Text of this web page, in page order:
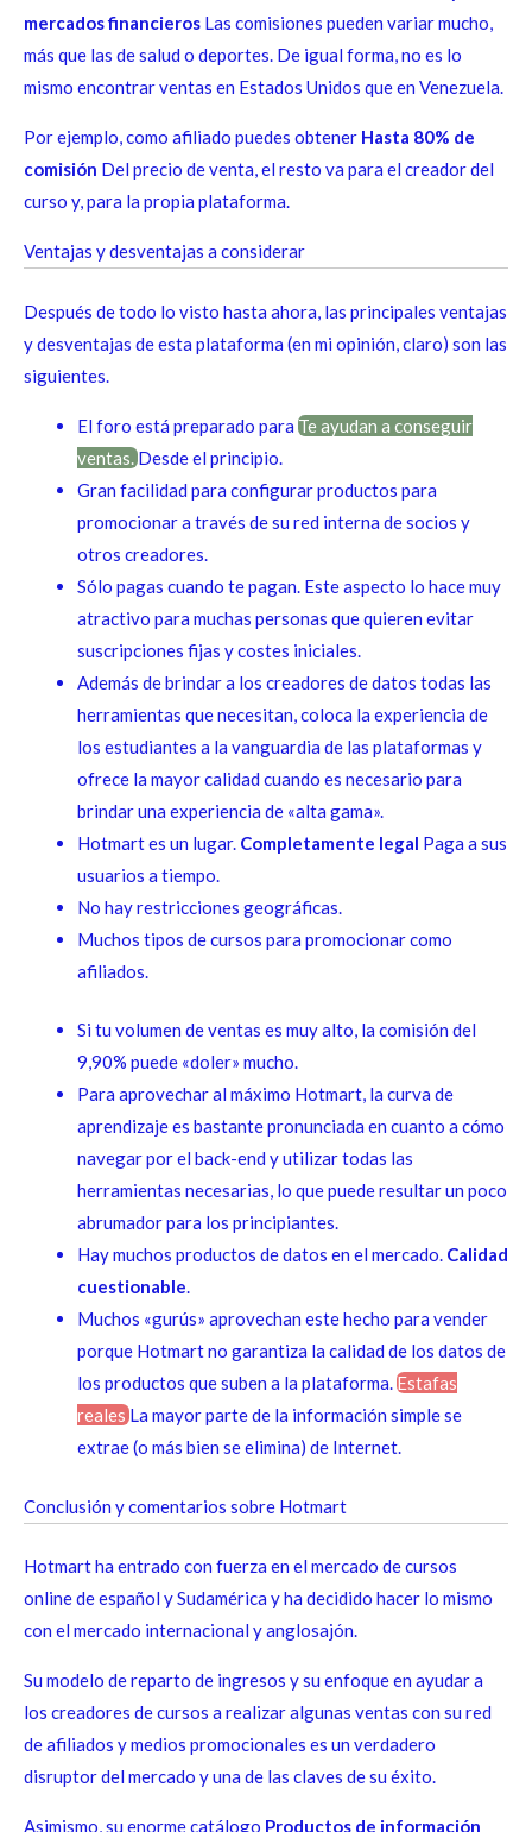
mercados financieros Las comisiones pueden variar mucho,
más que las de salud o deportes. De igual forma, no es lo
mismo encontrar ventas en Estados Unidos que en Venezuela.
Por ejemplo, como afiliado puedes obtener Hasta 80% de
comisión Del precio de venta, el resto va para el creador del
curso y, para la propia plataforma.
Ventajas y desventajas a considerar
Después de todo lo visto hasta ahora, las principales ventajas
y desventajas de esta plataforma (en mi opinión, claro) son las
siguientes.
El foro está preparado para Te ayudan a conseguir
ventas.Desde el principio.
Gran facilidad para configurar productos para
promocionar a través de su red interna de socios y
otros creadores.
Sólo pagas cuando te pagan. Este aspecto lo hace muy
atractivo para muchas personas que quieren evitar
suscripciones fijas y costes iniciales.
Además de brindar a los creadores de datos todas las
herramientas que necesitan, coloca la experiencia de
los estudiantes a la vanguardia de las plataformas y
ofrece la mayor calidad cuando es necesario para
brindar una experiencia de «alta gama».
Hotmart es un lugar. Completamente legal Paga a sus
usuarios a tiempo.
No hay restricciones geográficas.
Muchos tipos de cursos para promocionar como
afiliados.
Si tu volumen de ventas es muy alto, la comisión del
9,90% puede «doler» mucho.
Para aprovechar al máximo Hotmart, la curva de
aprendizaje es bastante pronunciada en cuanto a cómo
navegar por el back-end y utilizar todas las
herramientas necesarias, lo que puede resultar un poco
abrumador para los principiantes.
Hay muchos productos de datos en el mercado. Calidad
cuestionable.
Muchos «gurús» aprovechan este hecho para vender
porque Hotmart no garantiza la calidad de los datos de
los productos que suben a la plataforma.Estafas
realesLa mayor parte de la información simple se
extrae (o más bien se elimina) de Internet.
Conclusión y comentarios sobre Hotmart
Hotmart ha entrado con fuerza en el mercado de cursos
online de español y Sudamérica y ha decidido hacer lo mismo
con el mercado internacional y anglosajón.
Su modelo de reparto de ingresos y su enfoque en ayudar a
los creadores de cursos a realizar algunas ventas con su red
de afiliados y medios promocionales es un verdadero
disruptor del mercado y una de las claves de su éxito.
Asimismo, su enorme catálogo Productos de información